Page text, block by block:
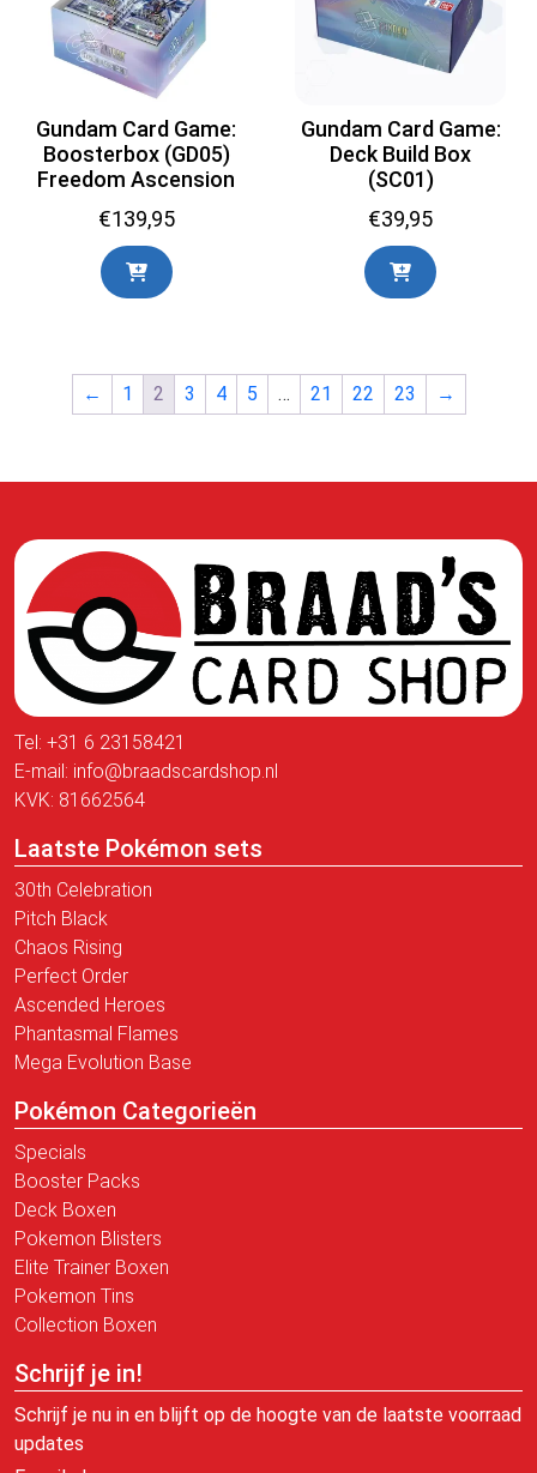
Gundam Card Game:
Boosterbox (GD05)
Freedom Ascension
€139,95
Gundam Card Game:
Deck Build Box
(SC01)
€39,95
← 1 2 3 4 5 … 21 22 23 →
Tel: +31 6 23158421
E-mail: info@braadscardshop.nl
KVK: 81662564
Laatste Pokémon sets
30th Celebration
Pitch Black
Chaos Rising
Perfect Order
Ascended Heroes
Phantasmal Flames
Mega Evolution Base
Pokémon Categorieën
Specials
Booster Packs
Deck Boxen
Pokemon Blisters
Elite Trainer Boxen
Pokemon Tins
Collection Boxen
Schrijf je in!
Schrijf je nu in en blijft op de hoogte van de laatste voorraad
updates